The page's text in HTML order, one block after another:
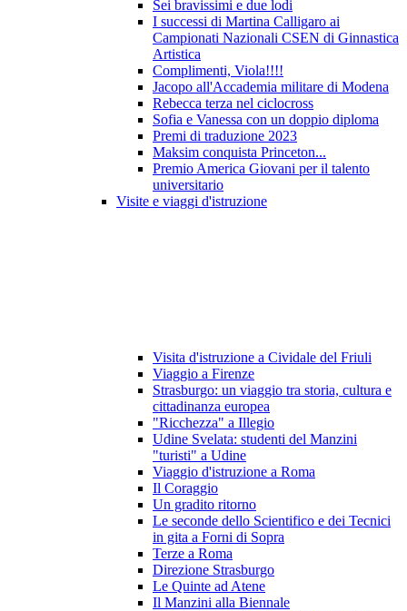
Sei bravissimi e due lodi
I successi di Martina Calligaro ai
Campionati Nazionali CSEN di Ginnastica
Artistica
Complimenti, Viola!!!!
Jacopo all'Accademia militare di Modena
Rebecca terza nel ciclocross
Sofia e Vanessa con un doppio diploma
Premi di traduzione 2023
Maksim conquista Princeton...
Premio America Giovani per il talento
universitario
Visite e viaggi d'istruzione
Visita d'istruzione a Cividale del Friuli
Viaggio a Firenze
Strasburgo: un viaggio tra storia, cultura e
cittadinanza europea
"Ricchezza" a Illegio
Udine Svelata: studenti del Manzini
"turisti" a Udine
Viaggio d'istruzione a Roma
Il Coraggio
Un gradito ritorno
Le seconde dello Scientifico e dei Tecnici
in gita a Forni di Sopra
Terze a Roma
Direzione Strasburgo
Le Quinte ad Atene
Il Manzini alla Biennale